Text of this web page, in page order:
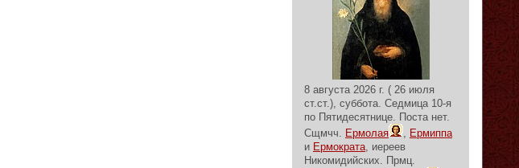
8 августа 2026 г. ( 26 июля
ст.ст.), суббота. Седмица 10-я
по Пятидесятнице. Поста нет.
Сщмчч. Ермолая , Ермиппа
и Ермократа, иереев
Никомидийских. Прмц.